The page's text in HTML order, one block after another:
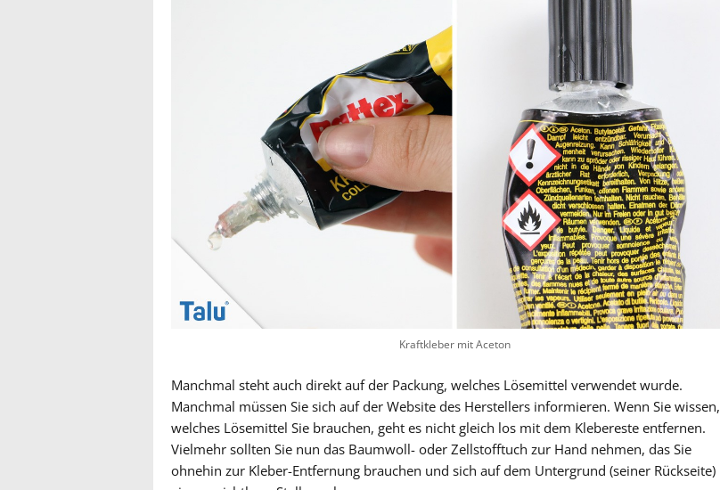
Kraftkleber mit Aceton
Manchmal steht auch direkt auf der Packung, welches Lösemittel verwendet wurde.
Manchmal müssen Sie sich auf der Website des Herstellers informieren. Wenn Sie wissen,
welches Lösemittel Sie brauchen, geht es nicht gleich los mit dem Klebereste entfernen.
Vielmehr sollten Sie nun das Baumwoll- oder Zellstofftuch zur Hand nehmen, das Sie
ohnehin zur Kleber-Entfernung brauchen und sich auf dem Untergrund (seiner Rückseite)